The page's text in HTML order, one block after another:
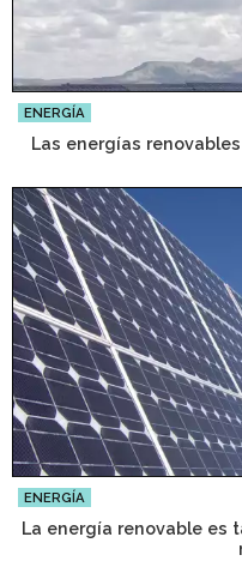
ENERGÍA
Las energías
ENERGÍA
La energía renovable es